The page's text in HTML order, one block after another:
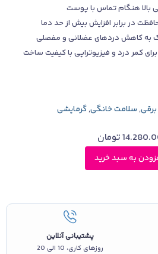
بالا هنگام تماس با پوست
در برابر افزایش بیش از حد دما
به کاهش دردهای عضلانی و مفصلی
کمر درد و فیزیوتراپی با کیفیت ساخت
,سلامت خانگی,گرمایشی
پشتیبانی آنلاین
روزهای کاری، 10 الی 20
تومان
به سبد خرید